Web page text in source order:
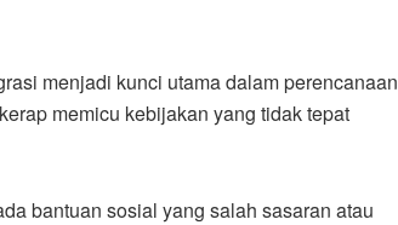
menjadi kunci utama dalam perencanaan
memicu kebijakan yang tidak tepat
bantuan sosial yang salah sasaran atau